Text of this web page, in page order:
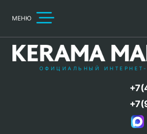
МЕНЮ
ОФИЦИАЛЬНЫЙ